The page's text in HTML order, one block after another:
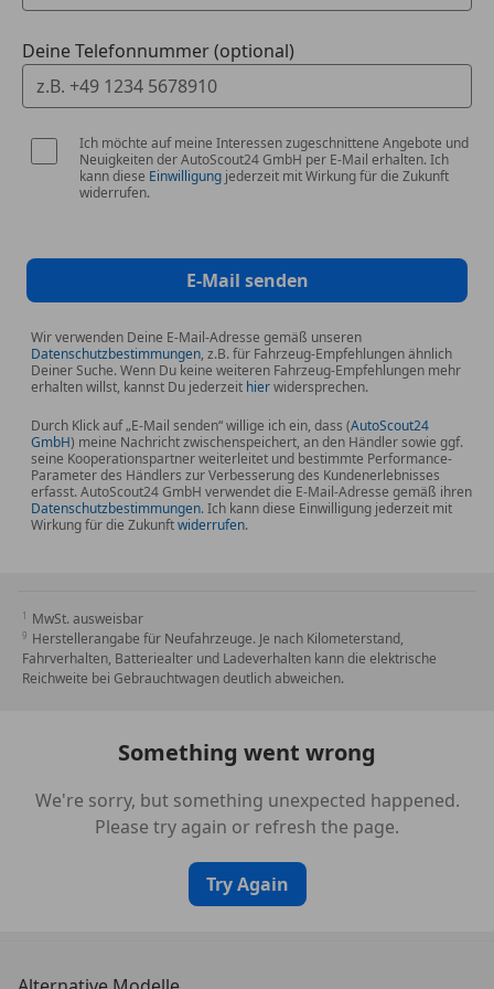
Schaltwippen
Sportpaket
Sportsitze
Touchscreen
Wärmepumpe
Winterpaket
*PREMIUM M. DIGITALEN EXTRAS PAKET
*AKTIVER LENK ASSISTENT
*AKTIVER PARK ASSISTENT
*VERKEHRSZEICHEN ASSISTENT
AKTIVER SPURHALTE ASSISTENT
AKTIVER SPURWECHSEL ASSISTENT
ADAPTIVER FERNLICHT PLUS ASSISTENT
*FLEX BOTTLE HOLDER
LENKRAD LEDER NAPPA
*FLEXIBLES LADESYSTEM PRO
*SONNENBLENDE AUSZIEHBAR
*INNENHIMMEL STOFF SCHWARZ
*SITZLEHNEN I. FOND KLAPPBAR
FAHRZEUGSTECKDOSENKLAPPE ELEKTRISCH
*WÄRMEDÄMMENDES DUNKEL GETÖNTES GLAS
*STRECKENBASIERTE
GESCHWINDIGKEITSANPASSUNG
*ERWEITERTES AUTOMATISCHES
*MBUX ERWEITERTE FUNKTIONEN
*MBUX AUGMENTED REALITY F. NAVIGATION
*VORRÜSTUNG F. LIVE TRAFFIC INFORMATION
VORRÜSTUNG F. REMOTE U.
*VORRÜSTUNG F. DIGITALEN
FAHRZEUGSCHLÜSSEL
VORRÜSTUNG F. PROJEKTIONSFUNKTION
Deine Telefonnummer (optional)
Ich möchte auf meine Interessen zugeschnittene Angebote und
Neuigkeiten der AutoScout24 GmbH per E-Mail erhalten. Ich
kann diese Einwilligung jederzeit mit Wirkung für die Zukunft
widerrufen.
E-Mail senden
Wir verwenden Deine E-Mail-Adresse gemäß unseren
Datenschutzbestimmungen, z.B. für Fahrzeug-Empfehlungen ähnlich
Deiner Suche. Wenn Du keine weiteren Fahrzeug-Empfehlungen mehr
erhalten willst, kannst Du jederzeit hierwidersprechen.
Durch Klick auf „E-Mail senden“ willige ich ein, dass (AutoScout24
GmbH) meine Nachricht zwischenspeichert, an den Händler sowie ggf.
seine Kooperationspartner weiterleitet und bestimmte Performance-
Parameter des Händlers zur Verbesserung des Kundenerlebnisses
erfasst. AutoScout24 GmbH verwendet die E-Mail-Adresse gemäß ihren
Datenschutzbestimmungen. Ich kann diese Einwilligung jederzeit mit
Wirkung für die Zukunftwiderrufen.
MwSt. ausweisbar
Herstellerangabe für Neufahrzeuge. Je nach Kilometerstand,
Fahrverhalten, Batteriealter und Ladeverhalten kann die elektrische
Reichweite bei Gebrauchtwagen deutlich abweichen.
Something went wrong
We're sorry, but something unexpected happened.
Please try again or refresh the page.
Try Again